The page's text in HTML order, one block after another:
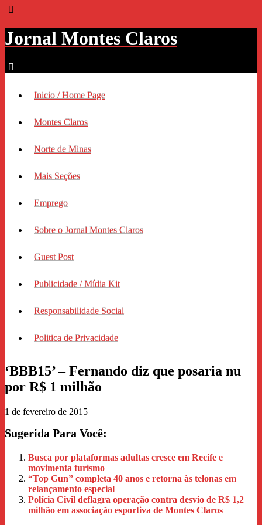
Jornal Montes Claros
Inicio / Home Page
Montes Claros
Norte de Minas
Mais Seções
Emprego
Sobre o Jornal Montes Claros
Guest Post
Publicidade / Mídia Kit
Responsabilidade Social
Politica de Privacidade
‘BBB15’ – Fernando diz que posaria nu
por R$ 1 milhão
1 de fevereiro de 2015
Sugerida Para Você:
Busca por plataformas adultas cresce em Recife e
movimenta turismo
“Top Gun” completa 40 anos e retorna às telonas em
relançamento especial
Polícia Civil deflagra operação contra desvio de R$ 1,2
milhão em associação esportiva de Montes Claros